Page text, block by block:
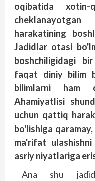
oqibatida xotin-
harakatining
Jadidlar otasi
boshchiligidagi
faqat diniy bilim
bilimlarni ham
Ahamiyatlisi
uchun qattiq
bo'lishiga
ma'rifat
asriy niyatlariga
Ana shu